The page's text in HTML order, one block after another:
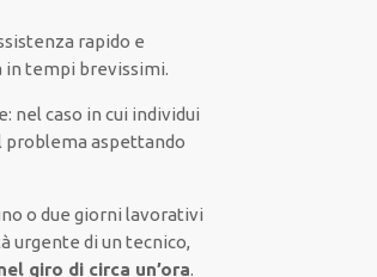
rapido e
in tempi brevissimi.
: nel caso in cui individui
problema aspettando
o due giorni lavorativi
urgente di un tecnico,
giro di circa un’ora.